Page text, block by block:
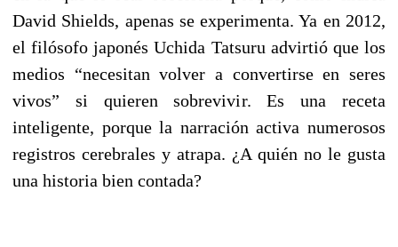
David Shields, apenas se experimenta. Ya en 2012,
el filósofo japonés Uchida Tatsuru advirtió que los
medios “necesitan volver a convertirse en seres
vivos” si quieren sobrevivir. Es una receta
inteligente, porque la narración activa numerosos
registros cerebrales y atrapa. ¿A quién no le gusta
una historia bien contada?